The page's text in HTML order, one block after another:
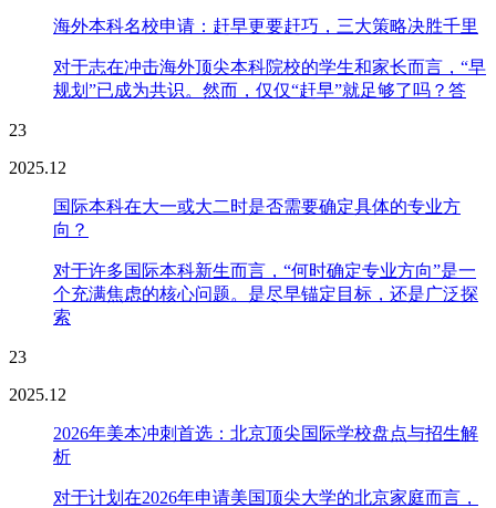
海外本科名校申请：赶早更要赶巧，三大策略决胜千里
对于志在冲击海外顶尖本科院校的学生和家长而言，“早
规划”已成为共识。然而，仅仅“赶早”就足够了吗？答
23
2025.12
国际本科在大一或大二时是否需要确定具体的专业方
向？
对于许多国际本科新生而言，“何时确定专业方向”是一
个充满焦虑的核心问题。是尽早锚定目标，还是广泛探
索
23
2025.12
2026年美本冲刺首选：北京顶尖国际学校盘点与招生解
析
对于计划在2026年申请美国顶尖大学的北京家庭而言，